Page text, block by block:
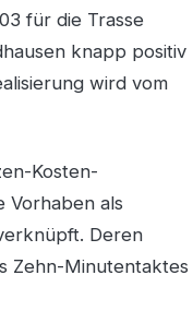
für die Trasse
knapp positiv
wird vom
Kosten-
Vorhaben als
Deren
Zehn-Minutentaktes